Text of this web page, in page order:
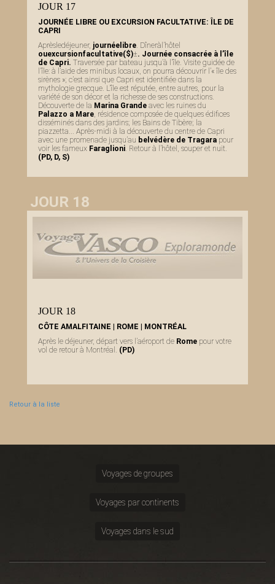
JOUR 17
JOURNÉE LIBRE OU EXCURSION FACULTATIVE: ÎLE DE
CAPRI
Aprèsledéjeuner, journéelibre. Dîneràl’hôtel
ouexcursionfacultative($)±. Journée consacrée à l’île
de Capri. Traversée par bateau jusqu’à l’île. Visite guidée de
l’île: à l’aide des minibus locaux, on pourra découvrir l’« île des
sirènes »; c’est ainsi que Capri est identifiée dans la
mythologie grecque. L’île est réputée, entre autres, pour la
variété de son décor et la richesse de ses constructions.
Découverte de la Marina Grande avec les ruines du
Palazzo a Mare, résidence composée de quelques édifices
disséminés dans des jardins; les Bains de Tibère; la
piazzetta... Après-midi à la découverte du centre de Capri
avec une promenade jusqu’au belvédère de Tragara pour
voir les fameux Faraglioni. Retour à l’hôtel, souper et nuit.
(PD, D, S)
JOUR 18
JOUR 18
CÔTE AMALFITAINE | ROME | MONTRÉAL
Après le déjeuner, départ vers l’aéroport de Rome pour votre
vol de retour à Montréal. (PD)
Retour à la liste
Voyages de groupes
Voyages par continents
Voyages dans le sud